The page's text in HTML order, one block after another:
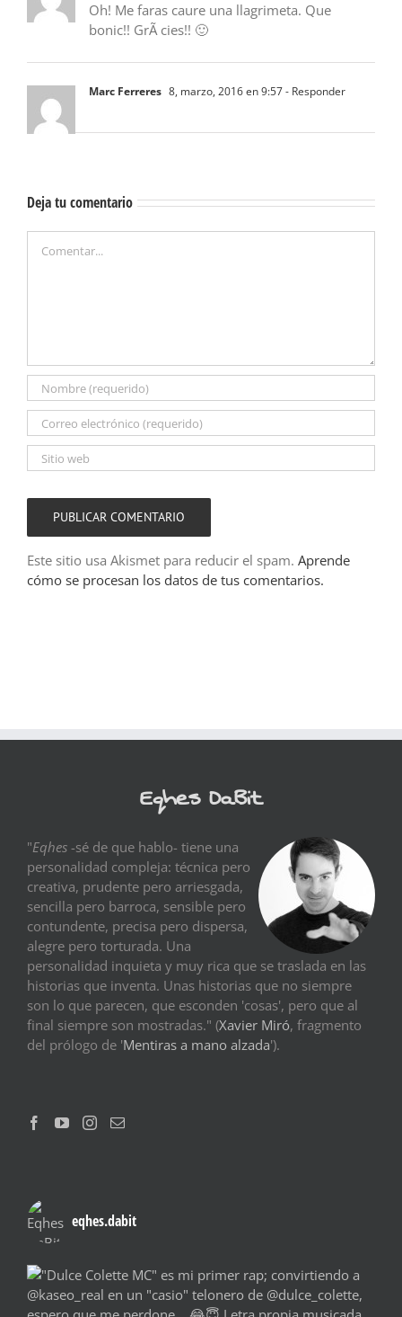
Oh! Me faras caure una llagrimeta. Que
bonic!! GrÃ cies!! 🙂
Marc Ferreres 8, marzo, 2016 en 9:57- Responder
Deja tu comentario
Este sitio usa Akismet para reducir el spam. Aprende
cómo se procesan los datos de tus comentarios.
Eqhes DaBit
"Eqhes -sé de que hablo- tiene una
personalidad compleja: técnica pero
creativa, prudente pero arriesgada,
sencilla pero barroca, sensible pero
contundente, precisa pero dispersa,
alegre pero torturada. Una
personalidad inquieta y muy rica que se traslada en las
historias que inventa. Unas historias que no siempre
son lo que parecen, que esconden 'cosas', pero que al
final siempre son mostradas." (Xavier Miró, fragmento
del prólogo de 'Mentiras a mano alzada').
eqhes.dabit